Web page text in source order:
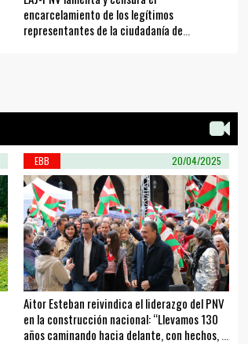
encarcelamiento de los legítimos
representantes de la ciudadanía de
EBB 20/04/2025
Aitor Esteban reivindica el liderazgo del PNV
en la construcción nacional: “Llevamos 130
años caminando hacia delante, con hechos, y